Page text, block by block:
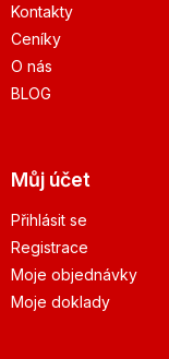
Kontakty
Ceníky
O nás
BLOG
Můj účet
Přihlásit se
Registrace
Moje objednávky
Moje doklady